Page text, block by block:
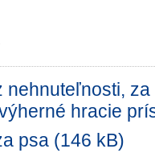
nehnuteľnosti,
hracie
psa (146 kB)